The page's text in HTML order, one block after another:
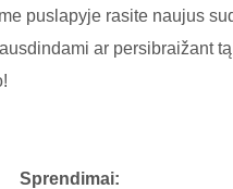
puslapyje rasite naujus
ar persibraižant
Sprendimai: